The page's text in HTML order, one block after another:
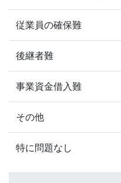
従業員の確保難
後継者難
事業資金借入難
その他
特に問題なし